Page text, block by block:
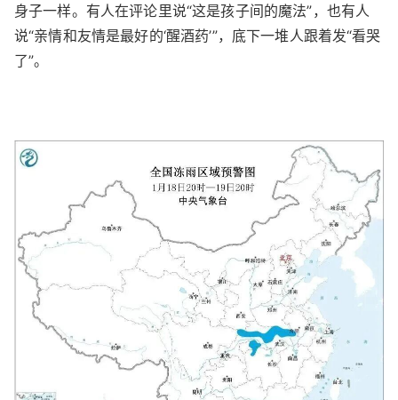
身子一样。有人在评论里说“这是孩子间的魔法”，也有人
说“亲情和友情是最好的‘醒酒药’”，底下一堆人跟着发“看哭
了”。